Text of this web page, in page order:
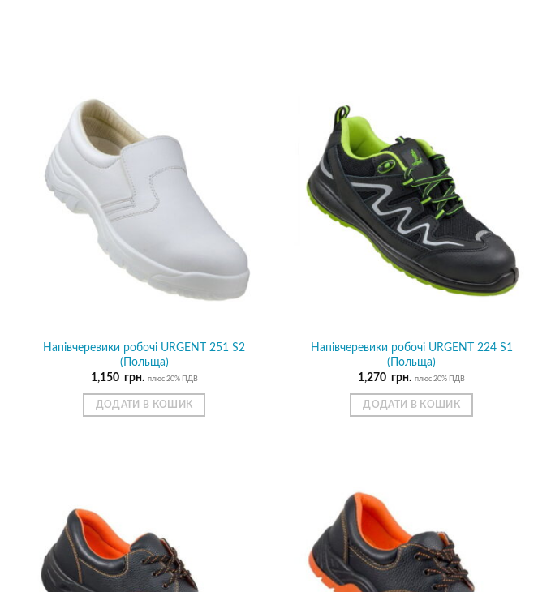
Напівчеревики робочі URGENT 251 S2
(Польща)
1,150 грн. плюс 20% ПДВ
ДОДАТИ В КОШИК
Напівчеревики робочі URGENT 224 S1
(Польща)
1,270 грн. плюс 20% ПДВ
ДОДАТИ В КОШИК